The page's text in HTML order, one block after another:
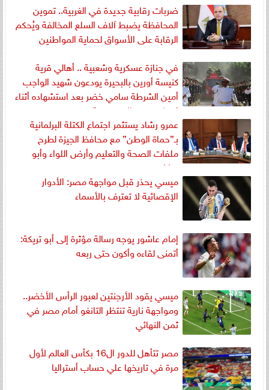
ضربات رقابية جديدة في الغربية.. تموين
المحافظة يضبط آلاف السلع المخالفة ويُحكم
الرقابة على الأسواق لحماية المواطنين
في جنازة عسكرية وشعبية .. أهالي قرية
كنيسة أورين بالبحيرة يودعون شهيد الواجب
أمين الشرطة سامي خضر بعد استشهاده أثناء
إخماد حريق بالإسكندرية
عمرو رشاد يستثمر اجتماع الكتلة البرلمانية
بـ”حماة الوطن” مع محافظ الجيزة لطرح
ملفات الصحة والتعليم وأرض اللواء وأبو
رواش
ميسي يحذر قبل مواجهة مصر: الأدوار
الإقصائية لا تعترف بالأسماء
إمام عاشور يوجه رسالة مؤثرة إلى أبو تريكة:
أتمنى لقاءه وأكون حتى ربعه
ميسي يقود الأرجنتين لعبور الرأس الأخضر..
ومواجهة نارية تنتظر التانغو أمام مصر في
ثمن النهائي
مصر تتأهل للدور ال16 بكأس العالم لأول
مرة في تاريخها علي حساب أستراليا